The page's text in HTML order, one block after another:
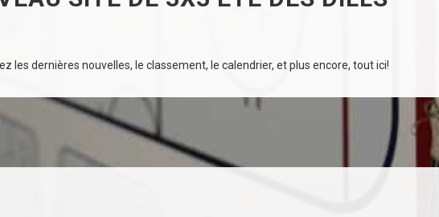
les dernières nouvelles, le classement, le calendrier, et plus encore, tout ici!